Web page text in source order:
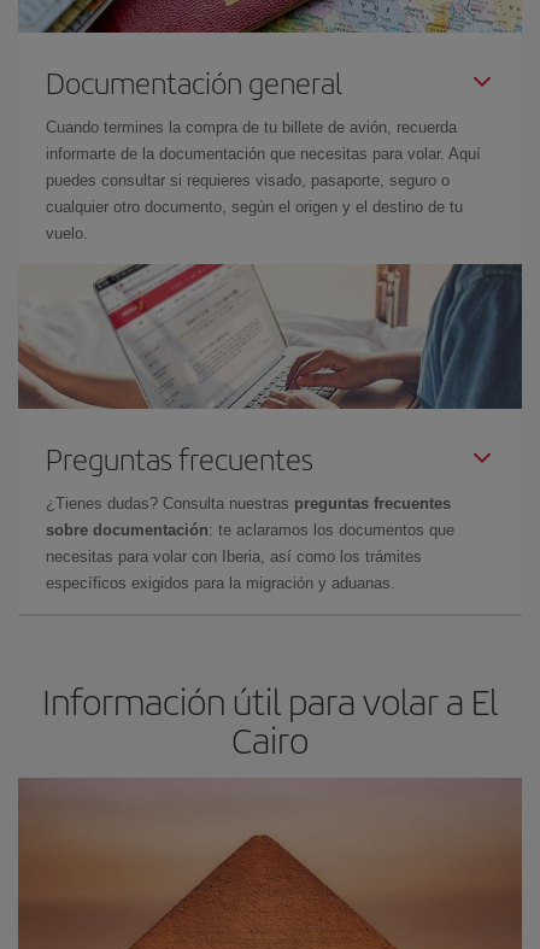
Documentación general
Cuando termines la compra de tu billete de avión, recuerda
informarte de la documentación que necesitas para volar. Aquí
puedes consultar si requieres visado, pasaporte, seguro o
cualquier otro documento, según el origen y el destino de tu
vuelo.
Preguntas frecuentes
¿Tienes dudas? Consulta nuestras preguntas frecuentes
sobre documentación: te aclaramos los documentos que
necesitas para volar con Iberia, así como los trámites
específicos exigidos para la migración y aduanas.
Información útil para volar a El
Cairo